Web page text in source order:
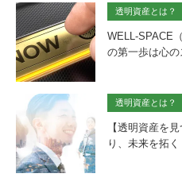
透明資産とは？
WELL-SPACE
の第一歩は心
透明資産とは？
【透明資産を
り、未来を拓